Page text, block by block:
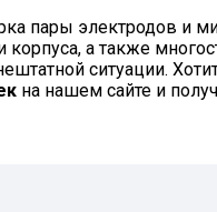
пары электродов
а также
ситуации.
на нашем сайте и